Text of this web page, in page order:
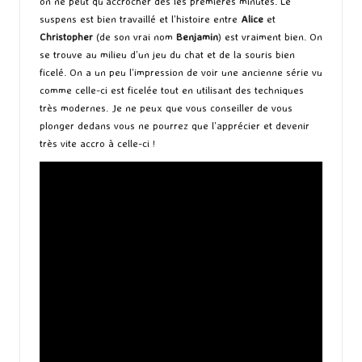
suspens est bien travaillé et l’histoire entre Alice et
Christopher (de son vrai nom Benjamin) est vraiment bien. On
se trouve au milieu d’un jeu du chat et de la souris bien
ficelé. On a un peu l’impression de voir une ancienne série vu
comme celle-ci est ficelée tout en utilisant des techniques
très modernes. Je ne peux que vous conseiller de vous
plonger dedans vous ne pourrez que l’apprécier et devenir
très vite accro à celle-ci !